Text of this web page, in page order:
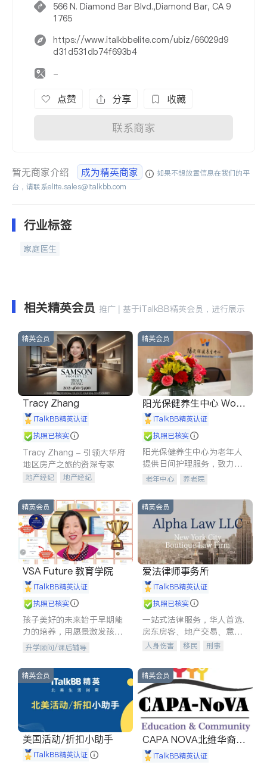
566 N. Diamond Bar Blvd.,Diamond Bar, CA 9
1765
https://www.italkbbelite.com/ubiz/66029d9
d31d531db74f693b4
-
点赞 分享 收藏
联系商家
暂无商家介绍 成为精英商家
如果不想放置信息在我们的平
台，请联系elite.sales@italkbb.com
行业标签
家庭医生
相关精英会员 推广 | 基于iTalkBB精英会员，进行展示
精英会员
Tracy Zhang
iTalkBB精英认证
执照已核实
Tracy Zhang - 引领大华府
地区房产之旅的资深专家
地产经纪
地产经纪
商铺租售
开发商建商
精英会员
阳光保健养生中心 World
shine
iTalkBB精英认证
执照已核实
阳光保健养生中心为老年人
提供日间护理服务，致力于
通过持续的护理创新来有效
老年中心 养老院
精英会员
VSA Future 教育学院
iTalkBB精英认证
执照已核实
孩子美好的未来始于早期能
力的培养，用愿景激发孩子
的学习潜力和动力。理念：
拥有成长型心态是成功的基
石。
升学顾问/课后辅导
精英会员
爱法律师事务所
iTalkBB精英认证
执照已核实
一站式法律服务，华人首选.
房东房客、地产交易、意外
伤害、车祸重伤、商业诉
建筑合同、刑事案件全包办
人身伤害 移民
刑事
信托/遗嘱
商业
索赔
律师-其它 保释
精英会员
美国活动/折扣小助手
iTalkBB精英认证
精英会员
CAPA NOVA北维华裔家
长会iTalkBB精英认证